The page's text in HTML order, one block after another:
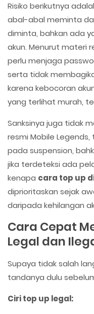
Risiko berikutnya
abal-abal meminta
diminta, bahkan ada
akun. Menurut materi
perlu menjaga
serta tidak
karena kebocoran
yang terlihat murah,
Sanksinya juga tidak
resmi Mobile
pada suspension,
jika terdeteksi ada
kenapa cara top up
diprioritaskan sejak
daripada kehilangan
Cara Cepat
Legal dan
Supaya tidak salah
tandanya dulu
Ciri top up legal: